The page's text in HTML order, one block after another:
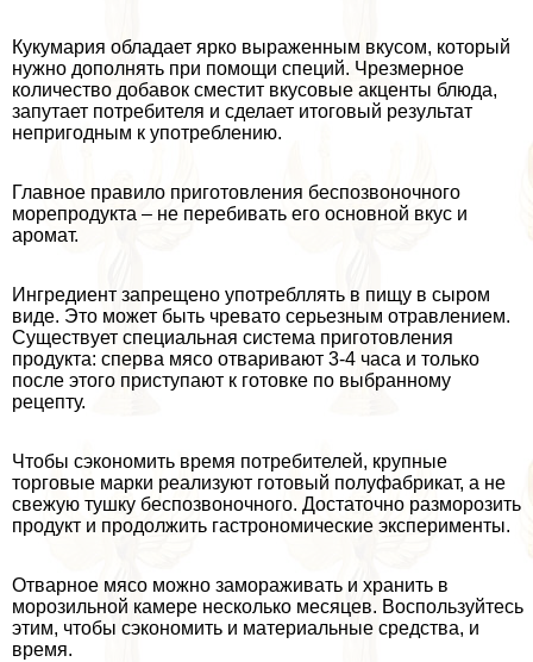
Кукумария обладает ярко выраженным вкусом, который
нужно дополнять при помощи специй. Чрезмерное
количество добавок сместит вкусовые акценты блюда,
запутает потребителя и сделает итоговый результат
непригодным к употрeблению.
Главное правило приготовления беспозвоночного
морепродукта – не перебивать его основной вкус и
аромат.
Ингредиент запрещено употрeбллять в пищу в сыром
виде. Это может быть чревато серьезным отравлением.
Существует специальная система приготовления
продукта: сперва мясо отваривают 3-4 часа и только
после этого приступают к готовке по выбранному
рецепту.
Чтобы сэкономить время потребителей, крупные
торговые марки реализуют готовый полуфабрикат, а не
свежую тушку беспозвоночного. Достаточно разморозить
продукт и продолжить гастрономические эксперименты.
Отварное мясо можно замораживать и хранить в
морозильной камере несколько месяцев. Воспользуйтесь
этим, чтобы сэкономить и материальные средства, и
время.